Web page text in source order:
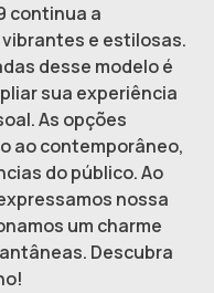
continua a
e estilosas.
desse modelo é
sua experiência
As opções
ao contemporâneo,
do público. Ao
nossa
um charme
Descubra